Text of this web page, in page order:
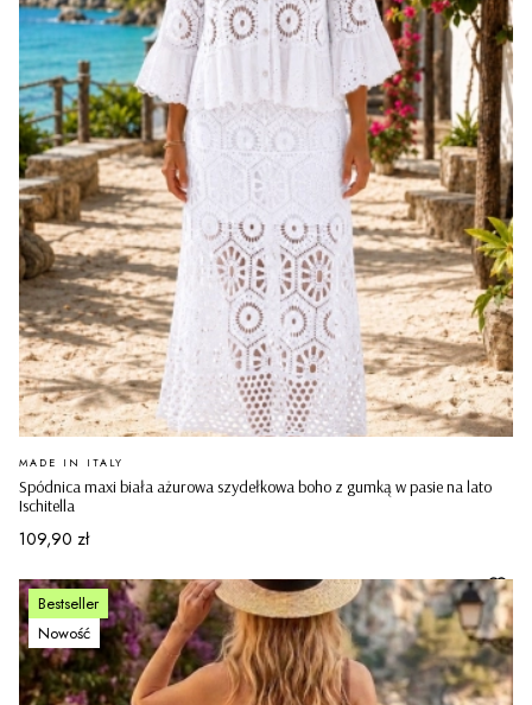
Spódnica maxi biała ażurowa szydełkowa boho z gumką w pasie na lato
Ischitella
PRODUCENT
MADE IN ITALY
Cena
109,90 zł
Bestseller
Nowość